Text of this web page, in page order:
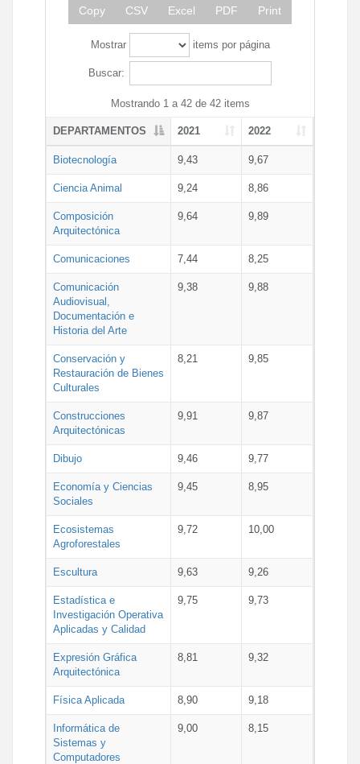
Copy CSV Excel PDF Print
Mostrar items por página
Buscar:
Mostrando 1 a 42 de 42 items
DEPARTAMENTOS 2021 2022
Biotecnología 9,43 9,67
Ciencia Animal 9,24 8,86
Composición
Arquitectónica
9,64 9,89
Comunicaciones 7,44 8,25
Comunicación
Audiovisual,
Documentación e
Historia del Arte
9,38 9,88
Conservación y
Restauración de Bienes
Culturales
8,21 9,85
Construcciones
Arquitectónicas
9,91 9,87
Dibujo 9,46 9,77
Economía y Ciencias
Sociales
9,45 8,95
Ecosistemas
Agroforestales
9,72 10,00
Escultura 9,63 9,26
Estadística e
Investigación Operativa
Aplicadas y Calidad
9,75 9,73
Expresión Gráfica
Arquitectónica
8,81 9,32
Física Aplicada 8,90 9,18
Informática de
Sistemas y
Computadores
9,00 8,15